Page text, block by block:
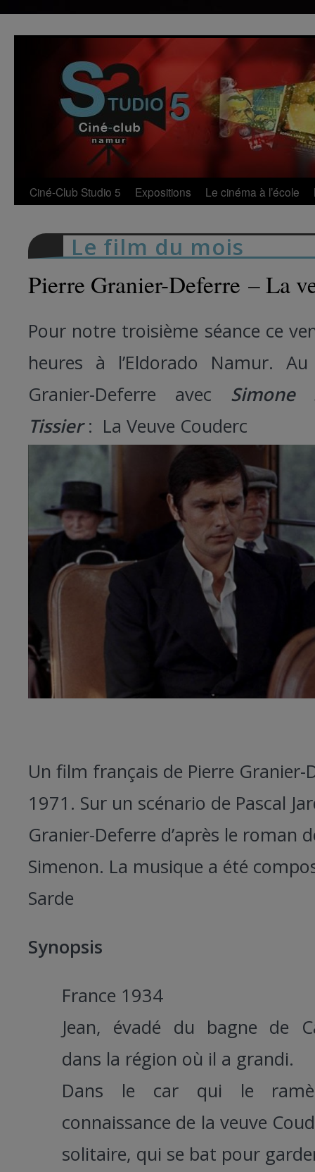
Ciné-Club Studio 5 Expositions Le cinéma à l’école
Le film du mois
Pierre Granier-Deferre – La
Pour notre troisième séance ce
heures à l’Eldorado Namur.
Granier-Deferre avec Simone
Tissier: La Veuve Couderc
Un film français de Pierre
1971. Sur un scénario de Pascal
Granier-Deferre d’après le roman
Simenon. La musique a été
Sarde
Synopsis
France 1934
Jean, évadé du bagne de
dans la région où il a grandi.
Dans le car qui le
connaissance de la veuve
solitaire, qui se bat pour